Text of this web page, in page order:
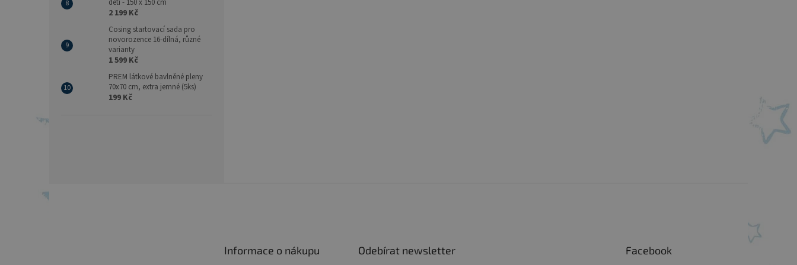
děti - 150 x 150 cm
2 199 Kč
Cosing startovací sada pro
novorozence 16-dílná, různé
varianty
1 599 Kč
PREM látkové bavlněné pleny
70x70 cm, extra jemné (5ks)
199 Kč
Informace o nákupu Odebírat newsletter Facebook